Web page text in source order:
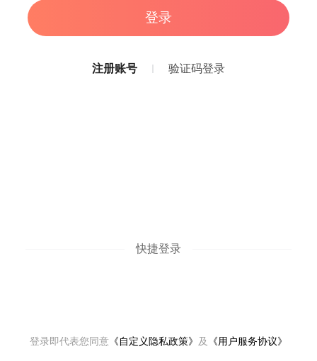
登录
注册账号 验证码登录
快捷登录
登录即代表您同意 《自定义隐私政策》 及 《用户服务协议》